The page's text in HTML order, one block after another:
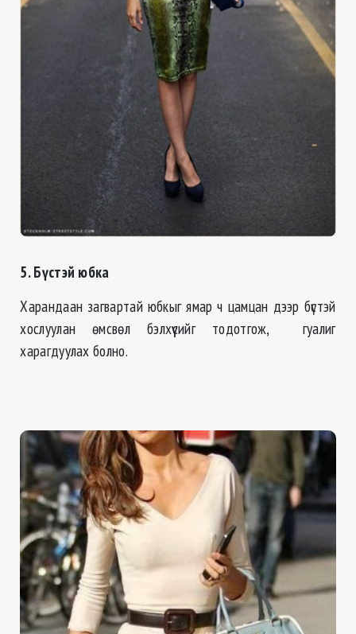
5. Бүстэй юбка
Харандаан загвартай юбкыг ямар ч цамцан дээр бүстэй
хослуулан өмсвөл бэлхүүсийг тодотгож, гуалиг
харагдуулах болно.